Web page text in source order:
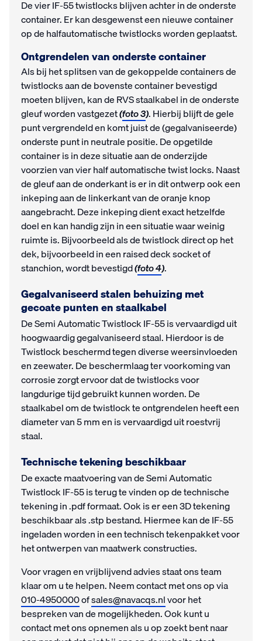
De vier IF-55 twistlocks blijven achter in de onderste
container. Er kan desgewenst een nieuwe container
op de halfautomatische twistlocks worden geplaatst.
Ontgrendelen van onderste container
Als bij het splitsen van de gekoppelde containers de
twistlocks aan de bovenste container bevestigd
moeten blijven, kan de RVS staalkabel in de onderste
gleuf worden vastgezet(foto 3). Hierbij blijft de gele
punt vergrendeld en komt juist de (gegalvaniseerde)
onderste punt in neutrale positie. De opgetilde
container is in deze situatie aan de onderzijde
voorzien van vier half automatische twist locks. Naast
de gleuf aan de onderkant is er in dit ontwerp ook een
inkeping aan de linkerkant van de oranje knop
aangebracht. Deze inkeping dient exact hetzelfde
doel en kan handig zijn in een situatie waar weinig
ruimte is. Bijvoorbeeld als de twistlock direct op het
dek, bijvoorbeeld in een raised deck socket of
stanchion, wordt bevestigd(foto 4).
Gegalvaniseerd stalen behuizing met
gecoate punten en staalkabel
De Semi Automatic Twistlock IF-55 is vervaardigd uit
hoogwaardig gegalvaniseerd staal. Hierdoor is de
Twistlock beschermd tegen diverse weersinvloeden
en zeewater. De beschermlaag ter voorkoming van
corrosie zorgt ervoor dat de twistlocks voor
langdurige tijd gebruikt kunnen worden. De
staalkabel om de twistlock te ontgrendelen heeft een
diameter van 5 mm en is vervaardigd uit roestvrij
staal.
Technische tekening beschikbaar
De exacte maatvoering van de Semi Automatic
Twistlock IF-55 is terug te vinden op de technische
tekening in .pdf formaat. Ook is er een 3D tekening
beschikbaar als .stp bestand. Hiermee kan de IF-55
ingeladen worden in een technisch tekenpakket voor
het ontwerpen van maatwerk constructies.
Voor vragen en vrijblijvend advies staat ons team
klaar om u te helpen. Neem contact met ons op via
010-4950000ofsales@navacqs.nlvoor het
bespreken van de mogelijkheden. Ook kunt u
contact met ons opnemen als u op zoekt bent naar